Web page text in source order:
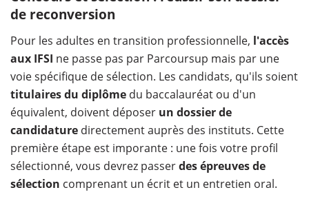
de reconversion
Pour les adultes en transition professionnelle, l'accès
aux IFSI ne passe pas par Parcoursup mais par une
voie spécifique de sélection. Les candidats, qu'ils soient
titulaires du diplôme du baccalauréat ou d'un
équivalent, doivent déposer un dossier de
candidature directement auprès des instituts. Cette
première étape est imporante : une fois votre profil
sélectionné, vous devrez passerdes épreuves de
sélection comprenant un écrit et un entretien oral.